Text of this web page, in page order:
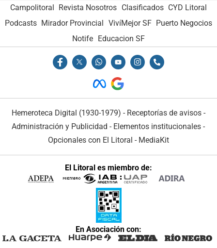
Campolitoral Revista Nosotros Clasificados CYD Litoral
Podcasts Mirador Provincial VivíMejor SF Puerto Negocios
Notife Educacion SF
Hemeroteca Digital (1930-1979) - Receptorías de avisos -
Administración y Publicidad - Elementos institucionales -
Opcionales con El Litoral - MediaKit
El Litoral es miembro de:
En Asociación con: